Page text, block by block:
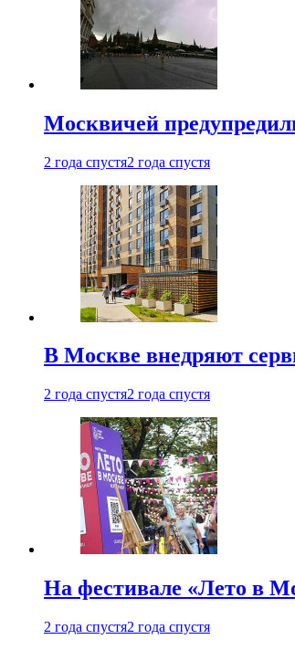
Москвичей
2 года спустя2 года спустя
В Москве внедряют
2 года спустя2 года спустя
На фестивале «Лето в
2 года спустя2 года спустя